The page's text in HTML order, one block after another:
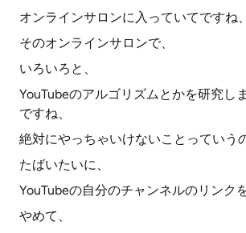
オンラインサロンに入っていてですね、
そのオンラインサロンで、
いろいろと、
YouTubeのアルゴリズムとかを研究し
ですね、
絶対にやっちゃいけないことっていう
たばいたいに、
YouTubeの自分のチャンネルのリンク
やめて、